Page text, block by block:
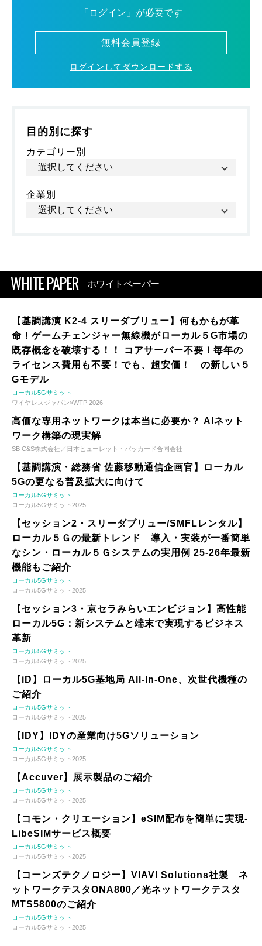
「ログイン」が必要です
無料会員登録
ログインしてダウンロードする
目的別に探す
カテゴリー別
企業別
WHITE PAPER ホワイトペーパー
【基調講演 K2-4 スリーダブリュー】何もかもが革
命！ゲームチェンジャー無線機がローカル５G市場の
既存概念を破壊する！！ コアサーバー不要！毎年の
ライセンス費用も不要！でも、超安価！ の新しい５
Gモデル
ローカル5Gサミット
ワイヤレスジャパン×WTP 2026
高価な専用ネットワークは本当に必要か？ AIネット
ワーク構築の現実解
SB C&S株式会社／日本ヒューレット・パッカード合同会社
【基調講演・総務省 佐藤移動通信企画官】ローカル
5Gの更なる普及拡大に向けて
ローカル5Gサミット
ローカル5Gサミット2025
【セッション2・スリーダブリュー/SMFLレンタル】
ローカル５Ｇの最新トレンド 導入・実装が一番簡単
なシン・ローカル５Ｇシステムの実用例 25-26年最新
機能もご紹介
ローカル5Gサミット
ローカル5Gサミット2025
【セッション3・京セラみらいエンビジョン】高性能
ローカル5G：新システムと端末で実現するビジネス
革新
ローカル5Gサミット
ローカル5Gサミット2025
【iD】ローカル5G基地局 All-In-One、次世代機種の
ご紹介
ローカル5Gサミット
ローカル5Gサミット2025
【IDY】IDYの産業向け5Gソリューション
ローカル5Gサミット
ローカル5Gサミット2025
【Accuver】展示製品のご紹介
ローカル5Gサミット
ローカル5Gサミット2025
【コモン・クリエーション】eSIM配布を簡単に実現-
LibeSIMサービス概要
ローカル5Gサミット
ローカル5Gサミット2025
【コーンズテクノロジー】VIAVI Solutions社製 ネ
ットワークテスタONA800／光ネットワークテスタ
MTS5800のご紹介
ローカル5Gサミット
ローカル5Gサミット2025